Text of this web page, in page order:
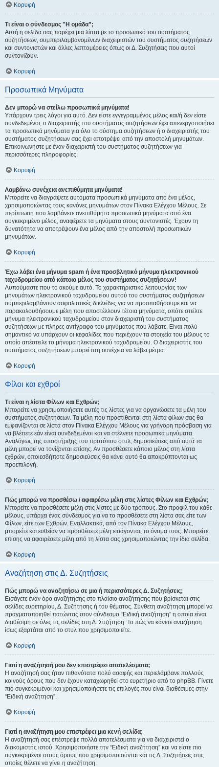
Κορυφή
Τι είναι ο σύνδεσμος "Η ομάδα”;
Αυτή η σελίδα σας παρέχει μια λίστα με το προσωπικό του συστήματος
συζητήσεων, συμπεριλαμβανομένων διαχειριστών του συστήματος συζητήσεων
και συντονιστών και άλλες λεπτομέρειες όπως οι Δ. Συζητήσεις που αυτοί
συντονίζουν.
Κορυφή
Προσωπικά Μηνύματα
Δεν μπορώ να στείλω προσωπικά μηνύματα!
Υπάρχουν τρεις λόγοι για αυτό. Δεν είστε εγγεγραμμένος μέλος και/ή δεν είστε
συνδεδεμένοι, ο διαχειριστής του συστήματος συζητήσεων έχει απενεργοποιήσει
τα προσωπικά μηνύματα για όλο το σύστημα συζητήσεων ή ο διαχειριστής του
συστήματος συζητήσεων σας έχει αποτρέψει από την αποστολή μηνυμάτων.
Επικοινωνήστε με έναν διαχειριστή του συστήματος συζητήσεων για
περισσότερες πληροφορίες.
Κορυφή
Λαμβάνω συνέχεια ανεπιθύμητα μηνύματα!
Μπορείτε να διαγράψετε αυτόματα προσωπικά μηνύματα από ένα μέλος,
χρησιμοποιώντας τους κανόνες μηνυμάτων στον Πίνακα Ελέγχου Μέλους. Σε
περίπτωση που λαμβάνετε ανεπιθύμητα προσωπικά μηνύματα από ένα
συγκεκριμένο μέλος, αναφέρετε τα μηνύματα στους συντονιστές. Έχουν τη
δυνατότητα να αποτρέψουν ένα μέλος από την αποστολή προσωπικών
μηνυμάτων.
Κορυφή
Έχω λάβει ένα μήνυμα spam ή ένα προσβλητικό μήνυμα ηλεκτρονικού
ταχυδρομείου από κάποιο μέλος του συστήματος συζητήσεων!
Λυπούμαστε που το ακούμε αυτό. Το χαρακτηριστικό λειτουργίας των
μηνυμάτων ηλεκτρονικού ταχυδρομείου αυτού του συστήματος συζητήσεων
συμπεριλαμβάνουν ασφαλιστικές δικλείδες για να προσπαθήσουμε και να
παρακολουθήσουμε μέλη που αποστέλλουν τέτοια μηνύματα, οπότε στείλτε
μήνυμα ηλεκτρονικού ταχυδρομείου στον διαχειριστή του συστήματος
συζητήσεων με πλήρες αντίγραφο του μηνύματος που λάβατε. Είναι πολύ
σημαντικό να υπάρχουν οι κεφαλίδες που περιέχουν τα στοιχεία του μέλους το
οποίο απέστειλε το μήνυμα ηλεκτρονικού ταχυδρομείου. Ο διαχειριστής του
συστήματος συζητήσεων μπορεί στη συνέχεια να λάβει μέτρα.
Κορυφή
Φίλοι και εχθροί
Τι είναι η λίστα Φίλων και Εχθρών;
Μπορείτε να χρησιμοποιήσετε αυτές τις λίστες για να οργανώσετε τα μέλη του
συστήματος συζητήσεων. Τα μέλη που προστίθενται στη λίστα φίλων σας θα
εμφανίζονται σε λίστα στον Πίνακα Ελέγχου Μέλους για γρήγορη πρόσβαση για
να βλέπετε εάν είναι συνδεδεμένοι και να στέλνετε προσωπικά μηνύματα.
Αναλόγως της υποστήριξης του προτύπου στυλ, δημοσιεύσεις από αυτά τα
μέλη μπορεί να τονίζονται επίσης. Αν προσθέσετε κάποιο μέλος στη λίστα
εχθρών, οποιεσδήποτε δημοσιεύσεις θα κάνει αυτό θα αποκρύπτονται ως
προεπιλογή.
Κορυφή
Πώς μπορώ να προσθέσω / αφαιρέσω μέλη στις λίστες Φίλων και Εχθρών;
Μπορείτε να προσθέσετε μέλη στις λίστες με δύο τρόπους. Στο προφίλ του κάθε
μέλους, υπάρχει ένας σύνδεσμος για να το προσθέσετε στη λίστα σας είτε των
Φίλων, είτε των Εχθρών. Εναλλακτικά, από τον Πίνακα Ελέγχου Μέλους,
μπορείτε κατευθείαν να προσθέσετε μέλη εισάγοντας το όνομα τους. Μπορείτε
επίσης να αφαιρέσετε μέλη από τη λίστα σας χρησιμοποιώντας την ίδια σελίδα.
Κορυφή
Αναζήτηση στις Δ. Συζητήσεις
Πώς μπορώ να αναζητήσω σε μια ή περισσότερες Δ. Συζητήσεις;
Εισάγετε έναν όρο αναζήτησης στο πλαίσιο αναζήτησης που βρίσκεται στις
σελίδες ευρετηρίου, Δ. Συζήτησης ή του θέματος. Σύνθετη αναζήτηση μπορεί να
πραγματοποιηθεί πατώντας στον σύνδεσμο “Ειδική αναζήτηση” η οποία είναι
διαθέσιμη σε όλες τις σελίδες στη Δ. Συζήτηση. Το πώς να κάνετε αναζήτηση
ίσως εξαρτάται από το στυλ που χρησιμοποιείτε.
Κορυφή
Γιατί η αναζήτησή μου δεν επιστρέφει αποτελέσματα;
Η αναζήτησή σας ήταν πιθανότατα πολύ ασαφής και περιελάμβανε πολλούς
κοινούς όρους που δεν έχουν καταχωρηθεί στο ευρετήριο από το phpBB. Γίνετε
πιο συγκεκριμένοι και χρησιμοποιήσετε τις επιλογές που είναι διαθέσιμες στην
“Ειδική αναζήτηση”.
Κορυφή
Γιατί η αναζήτηση μου επιστρέφει μια κενή σελίδα;
Η αναζήτησή σας επέστρεψε πολλά αποτελέσματα για να διαχειριστεί ο
διακομιστής ιστού. Χρησιμοποιήστε την “Ειδική αναζήτηση” και να είστε πιο
συγκεκριμένοι στους όρους που χρησιμοποιούνται και τις Δ. Συζητήσεις στις
οποίες θέλετε να γίνει η αναζήτηση.